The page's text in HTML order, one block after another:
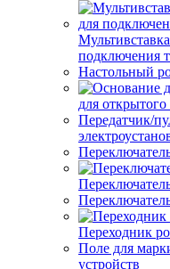
подключения
Настольный
для
Передатчик/
Переходник
Поле для
устройств